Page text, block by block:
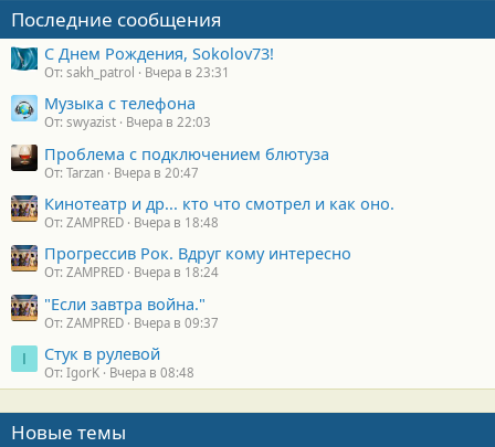
Последние сообщения
С Днем Рождения, Sokolov73!
От: sakh_patrol Вчера в 23:31
Музыка с телефона
От: swyazist Вчера в 22:03
Проблема с подключением блютуза
От: Tarzan Вчера в 20:47
Кинотеатр и др... кто что смотрел и как оно.
От: ZAMPRED Вчера в 18:48
Прогрессив Рок. Вдруг кому интересно
От: ZAMPRED Вчера в 18:24
"Если завтра война."
От: ZAMPRED Вчера в 09:37
I Стук в рулевой
От: IgorK Вчера в 08:48
Новые темы